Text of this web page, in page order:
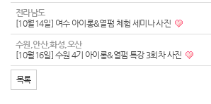
전라남도
[10월14일] 여수 아이롱&열펌 체험 세미나 사진
수원,안산,화성,오산
[10월16일] 수원 4기 아이롱&열펌 특강 3회차 사진
목록